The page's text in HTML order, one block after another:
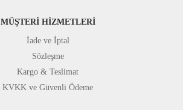
MÜŞTERİ HİZMETLERİ
İade ve İptal
Sözleşme
Kargo & Teslimat
KVKK ve Güvenli Ödeme